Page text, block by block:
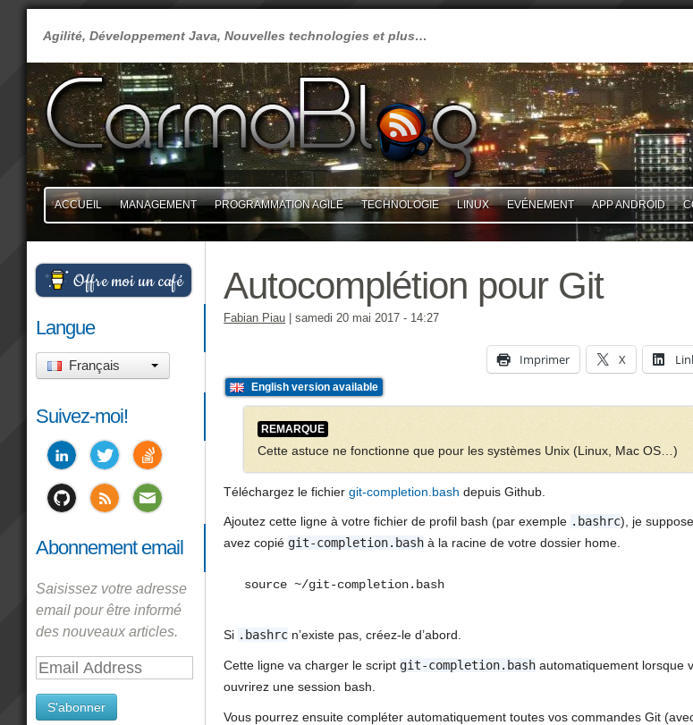
Agilité, Développement Java, Nouvelles technologies et plus…
ACCUEIL MANAGEMENT PROGRAMMATION AGILE TECHNOLOGIE LINUX EVÉNEMENT APP ANDROID
Autocomplétion pour Git
Fabian Piau samedi 20 mai 2017 - 14:27
Imprimer X
English version available
REMARQUE
Cette astuce ne fonctionne que pour les systèmes Unix (Linux, Mac OS…)
Téléchargez le fichiergit-completion.bash depuis Github.
Ajoutez cette ligne à votre fichier de profil bash (par exemple .bashrc), je
avez copié git-completion.bash à la racine de votre dossier home.
source ~/git-completion.bash
Si .bashrc n’existe pas, créez-le d’abord.
Cette ligne va charger le script git-completion.bash automatiquement lorsque
ouvrirez une session bash.
Vous pourrez ensuite compléter automatiquement toutes vos commandes Git
Offre moi un café
Langue
Français
Suivez-moi!
Abonnement email
Saisissez votre adresse
email pour être informé
des nouveaux articles.
Email
S'abonner